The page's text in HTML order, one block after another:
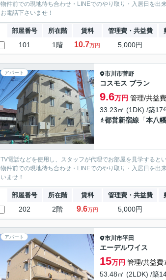
物件前での現地待ち合わせ・LINEでのやり取り・入居日を
お電話下さいませ！
部屋番号 所在階 賃料 管理費・共益費
101 1階 10.7万円 5,000円
アパート 市川市菅野
コスモス ブラン
9.6万円 管理/共益
33.23㎡ (1DK) /築17
都営新宿線 「本八幡
TV電話などを使用し、スタッフが代理でお部屋を見学すると
物件前での現地待ち合わせ・LINEでのやり取り・入居日を
いませ！
部屋番号 所在階 賃料 管理費・共益費
202 2階 9.6万円 5,000円
アパート 市川市平田
エーデルワイス
15万円 管理/共益費
53.48㎡ (2LDK) /築